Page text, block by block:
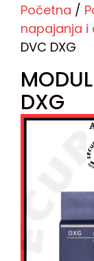
Početna /
napajanja i
DVC DXG
DXG